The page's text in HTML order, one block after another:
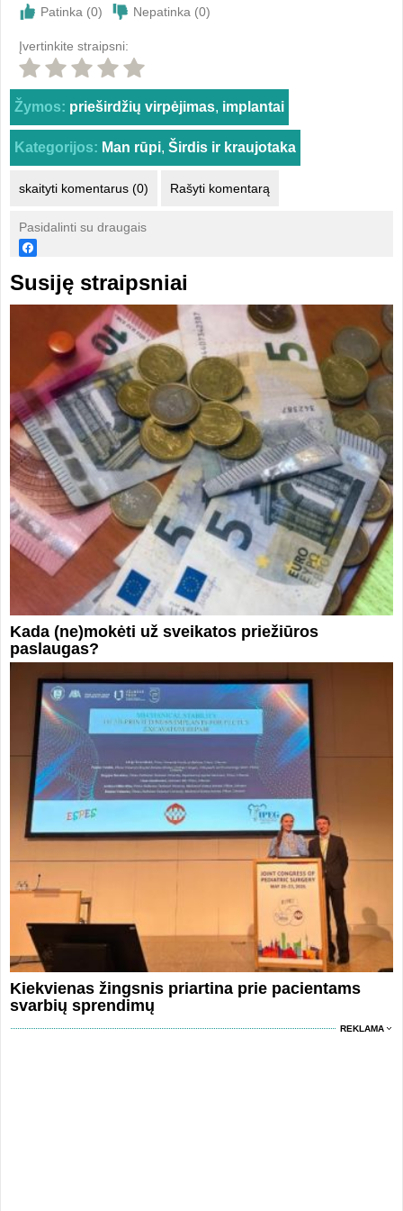
Patinka (0) Nepatinka (0)
Įvertinkite straipsni:
Žymos: prieširdžių virpėjimas, implantai
Kategorijos: Man rūpi, Širdis ir kraujotaka
skaityti komentarus (0) Rašyti komentarą
Pasidalinti su draugais
Susiję straipsniai
Kada (ne)mokėti už sveikatos priežiūros
paslaugas?
Kiekvienas žingsnis priartina prie pacientams
svarbių sprendimų
REKLAMA